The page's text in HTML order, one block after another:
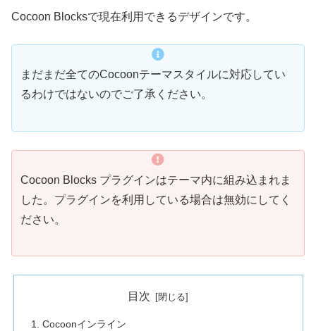
Cocoon Blocksで現在利用できるデザインです。
まだまだ全てのCocoonテーマスタイルに対応してい
るわけではないのでご了承ください。
Cocoon Blocks プラグインはテーマ内に組み込まれま
した。プラグインを利用している場合は無効にしてく
ださい。
目次
Cocoonインライン